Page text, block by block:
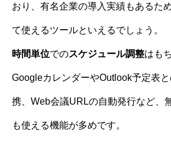
おり、有名企業の導入実績もあるた
て使えるツールといえるでしょう。
時間単位でのスケジュール調整はも
GoogleカレンダーやOutlook予定表
携、Web会議URLの自動発行など、
も使える機能が多めです。